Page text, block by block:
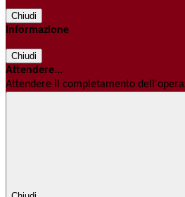
Chiudi
Informazione
Chiudi
Attendere...
Attendere il completamento